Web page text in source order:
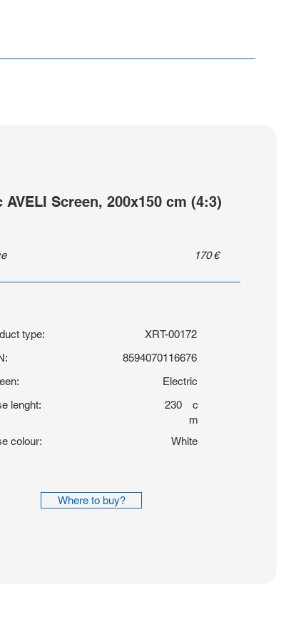
AVELI Screen, 200x150 cm (4:3)
170 €
type:
XRT-00172
8594070116676
Electric
lenght:
230
c
m
colour:
White
Where to buy?